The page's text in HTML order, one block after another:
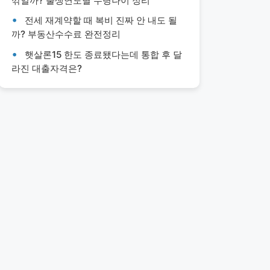
전세 재계약할 때 복비 진짜 안 내도 될
까? 부동산수수료 완전정리
햇살론15 한도 종료됐다는데 통합 후 달
라진 대출자격은?